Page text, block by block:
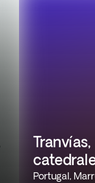
Portugal,